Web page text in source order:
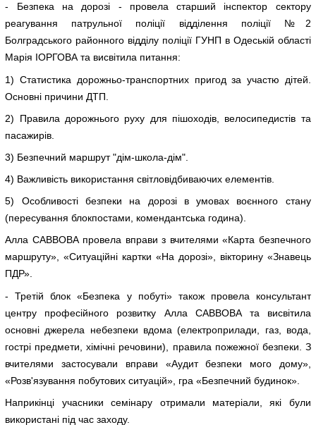
- Безпека на дорозі - провела старший інспектор сектору
реагування патрульної поліції відділення поліції №2
Болградського районного відділу поліції ГУНП в Одеській області
Марія ІОРГОВА та висвітила питання:
1) Статистика дорожньо-транспортних пригод за участю дітей.
Основні причини ДТП.
2) Правила дорожнього руху для пішоходів, велосипедистів та
пасажирів.
3) Безпечний маршрут "дім-школа-дім".
4) Важливість використання світловідбиваючих елементів.
5) Особливості безпеки на дорозі в умовах воєнного стану
(пересування блокпостами, комендантська година).
Алла САВВОВА провела вправи з вчителями «Карта безпечного
маршруту», «Ситуаційні картки «На дорозі», вікторину «Знавець
ПДР».
- Третій блок «Безпека у побуті» також провела консультант
центру професійного розвитку Алла САВВОВА та висвітила
основні джерела небезпеки вдома (електроприлади, газ, вода,
гострі предмети, хімічні речовини), правила пожежної безпеки. З
вчителями застосували вправи «Аудит безпеки мого дому»,
«Розв'язування побутових ситуацій», гра «Безпечний будинок».
Наприкінці учасники семінару отримали матеріали, які були
використані під час заходу.